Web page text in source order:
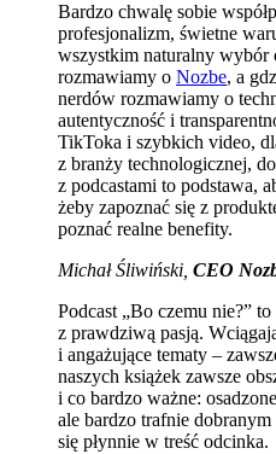
Bardzo chwalę sobie
profesjonalizm, świetne
wszystkim naturalny wybór
rozmawiamy o Nozbe, a
nerdów rozmawiamy o
autentyczność i
TikToka i szybkich video,
z branży technologicznej,
z podcastami to podstawa,
żeby zapoznać się z
poznać realne benefity.
Michał Śliwiński, CEO
Podcast „Bo czemu nie?”
z prawdziwą pasją.
i angażujące tematy –
naszych książek zawsze
i co bardzo ważne:
ale bardzo trafnie
się płynnie w treść odcinka.